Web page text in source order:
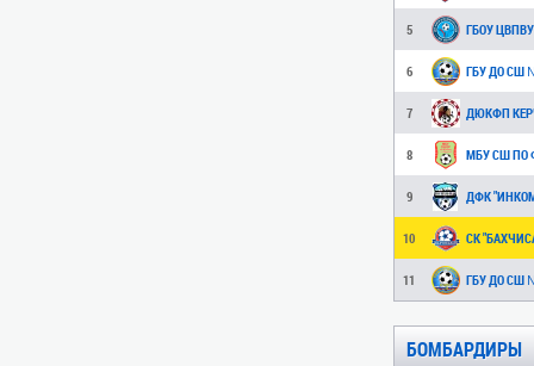
5
6
7 ДЮКФП
8 МБУ СШ ПО
9 ДФК
10 СК
11
БОМБАРДИРЫ